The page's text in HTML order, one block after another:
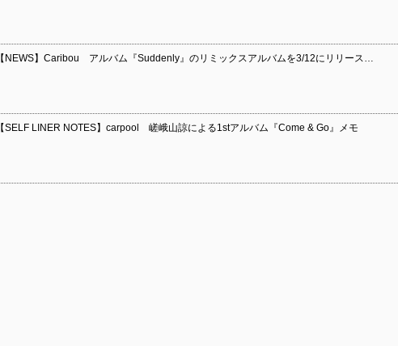
【NEWS】Caribou アルバム『Suddenly』のリミックスアルバムを3/12にリリース…
【SELF LINER NOTES】carpool 嵯峨山諒による1stアルバム『Come & Go』メモ